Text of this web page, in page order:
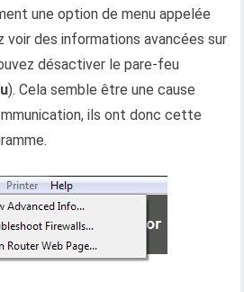
une option de menu appelée
voir des informations avancées sur
désactiver le pare-feu
). Cela semble être une cause
ils ont donc cette